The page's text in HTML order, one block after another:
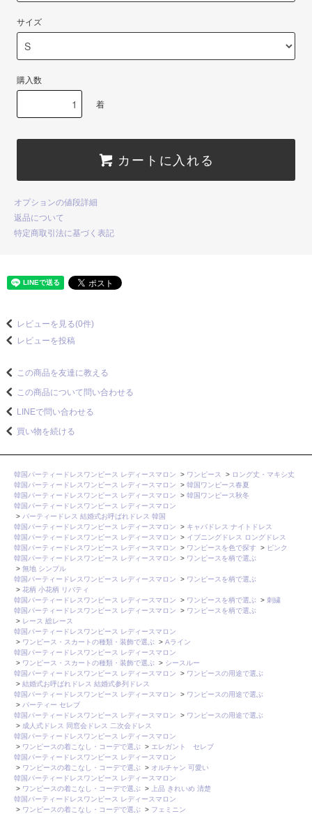
サイズ
購入数
着
カートに入れる
オプションの値段詳細
返品について
特定商取引法に基づく表記
レビューを見る(0件)
レビューを投稿
この商品を友達に教える
この商品について問い合わせる
LINEで問い合わせる
買い物を続ける
韓国パーティードレスワンピース レディースマロン > ワンピース > ロング丈・マキシ丈
韓国パーティードレスワンピース レディースマロン
> 韓国ワンピース春夏
韓国パーティードレスワンピース レディースマロン
> 韓国ワンピース秋冬
韓国パーティードレスワンピース レディースマロン
> パーティードレス 結婚式お呼ばれドレス 韓国
韓国パーティードレスワンピース レディースマロン
> キャバドレス ナイトドレス
韓国パーティードレスワンピース レディースマロン
> イブニングドレス ロングドレス
韓国パーティードレスワンピース レディースマロン
> ワンピースを色で探す > ピンク
韓国パーティードレスワンピース レディースマロン
> ワンピースを柄で選ぶ
> 無地 シンプル
韓国パーティードレスワンピース レディースマロン
> ワンピースを柄で選ぶ
> 花柄 小花柄 リバティ
韓国パーティードレスワンピース レディースマロン
> ワンピースを柄で選ぶ > 刺繍
韓国パーティードレスワンピース レディースマロン
> ワンピースを柄で選ぶ
> レース 総レース
韓国パーティードレスワンピース レディースマロン
> ワンピース・スカートの種類・装飾で選ぶ > Aライン
韓国パーティードレスワンピース レディースマロン
> ワンピース・スカートの種類・装飾で選ぶ > シースルー
韓国パーティードレスワンピース レディースマロン
> ワンピースの用途で選ぶ
> 結婚式お呼ばれドレス 結婚式参列ドレス
韓国パーティードレスワンピース レディースマロン
> ワンピースの用途で選ぶ
> パーティー セレブ
韓国パーティードレスワンピース レディースマロン
> ワンピースの用途で選ぶ
> 成人式ドレス 同窓会ドレス 二次会ドレス
韓国パーティードレスワンピース レディースマロン
> ワンピースの着こなし・コーデで選ぶ > エレガント セレブ
韓国パーティードレスワンピース レディースマロン
> ワンピースの着こなし・コーデで選ぶ > オルチャン 可愛い
韓国パーティードレスワンピース レディースマロン
> ワンピースの着こなし・コーデで選ぶ >
上品 きれいめ 清楚
韓国パーティードレスワンピース レディースマロン
> ワンピースの着こなし・コーデで選ぶ > フェミニン